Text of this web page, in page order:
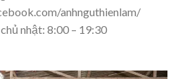
anhnguthienlam/
nhật: 8:00 – 19:30